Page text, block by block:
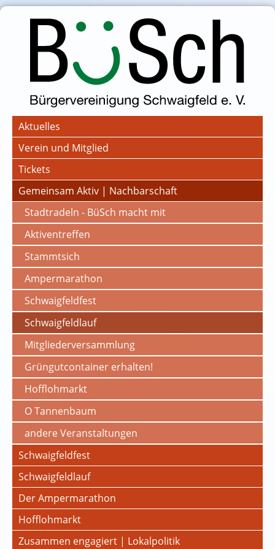
Aktuelles
Verein und Mitglied
Tickets
Gemeinsam Aktiv | Nachbarschaft
Stadtradeln - BüSch macht mit
Aktiventreffen
Stammtsich
Ampermarathon
Schwaigfeldfest
Schwaigfeldlauf
Mitgliederversammlung
Grüngutcontainer erhalten!
Hofflohmarkt
O Tannenbaum
andere Veranstaltungen
Schwaigfeldfest
Schwaigfeldlauf
Der Ampermarathon
Hofflohmarkt
Zusammen engagiert | Lokalpolitik